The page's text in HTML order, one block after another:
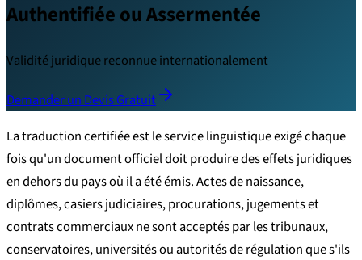
Authentifiée ou Assermentée
Validité juridique reconnue internationalement
Demander un Devis Gratuit
La traduction certifiée est le service linguistique exigé chaque
fois qu'un document officiel doit produire des effets juridiques
en dehors du pays où il a été émis. Actes de naissance,
diplômes, casiers judiciaires, procurations, jugements et
contrats commerciaux ne sont acceptés par les tribunaux,
conservatoires, universités ou autorités de régulation que s'ils